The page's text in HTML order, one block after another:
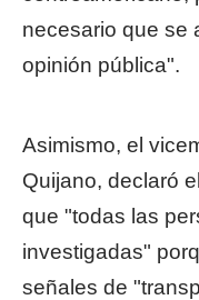
necesario que se
opinión pública".
Asimismo, el
Quijano, declaró
que "todas las
investigadas"
señales de